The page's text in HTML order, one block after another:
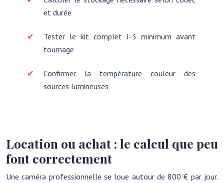
et durée
Tester le kit complet J-3 minimum avant
tournage
Confirmer la température couleur des
sources lumineuses
Location ou achat : le calcul que peu
font correctement
Une caméra professionnelle se loue autour de 800 € par jour.